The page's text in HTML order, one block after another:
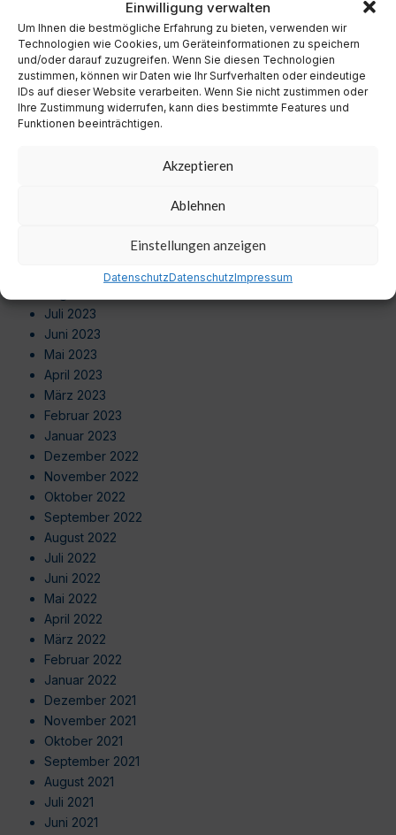
Einwilligung verwalten
Um Ihnen die bestmögliche Erfahrung zu bieten, verwenden wir
Technologien wie Cookies, um Geräteinformationen zu speichern
und/oder darauf zuzugreifen. Wenn Sie diesen Technologien
zustimmen, können wir Daten wie Ihr Surfverhalten oder eindeutige
IDs auf dieser Website verarbeiten. Wenn Sie nicht zustimmen oder
Ihre Zustimmung widerrufen, kann dies bestimmte Features und
Funktionen beeinträchtigen.
Akzeptieren
Ablehnen
Einstellungen anzeigen
DatenschutzDatenschutzImpressum
September 2024
August 2024
Juli 2024
Juni 2024
Mai 2024
April 2024
September 2023
Juli 2023
Juni 2023
Mai 2023
April 2023
März 2023
Februar 2023
Januar 2023
Dezember 2022
November 2022
Oktober 2022
September 2022
August 2022
Juli 2022
Juni 2022
Mai 2022
April 2022
März 2022
Februar 2022
Januar 2022
Dezember 2021
November 2021
Oktober 2021
September 2021
August 2021
Juli 2021
Juni 2021